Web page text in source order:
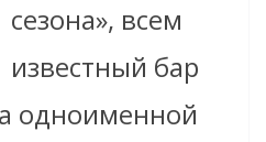
cезона», всем
известный бар
одноименной